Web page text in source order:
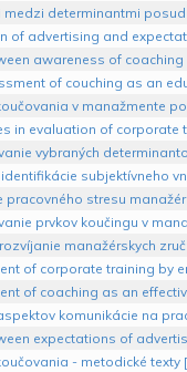
medzi determinantmi
of advertising and
awareness of
of couching as an
v manažmente
in evaluation of
vybraných
subjektívneho
pracovného stresu
prvkov koučingu v
manažérskych
of corporate training by
of coaching as an
komunikácie na
expectations of
- metodické texty